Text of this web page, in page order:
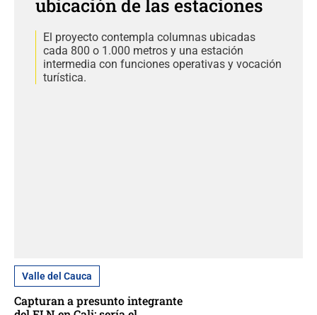
ubicación de las estaciones
El proyecto contempla columnas ubicadas
cada 800 o 1.000 metros y una estación
intermedia con funciones operativas y vocación
turística.
Valle del Cauca
Capturan a presunto integrante